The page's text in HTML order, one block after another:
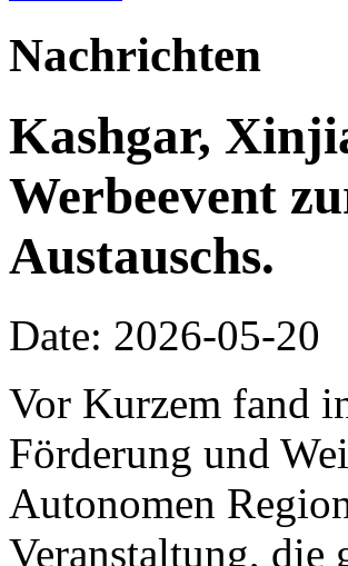
Nachrichten
Kashgar,
Werbeevent
Austauschs.
Date: 2026-05-20
Vor Kurzem fand
Förderung und
Autonomen
Veranstaltung, die